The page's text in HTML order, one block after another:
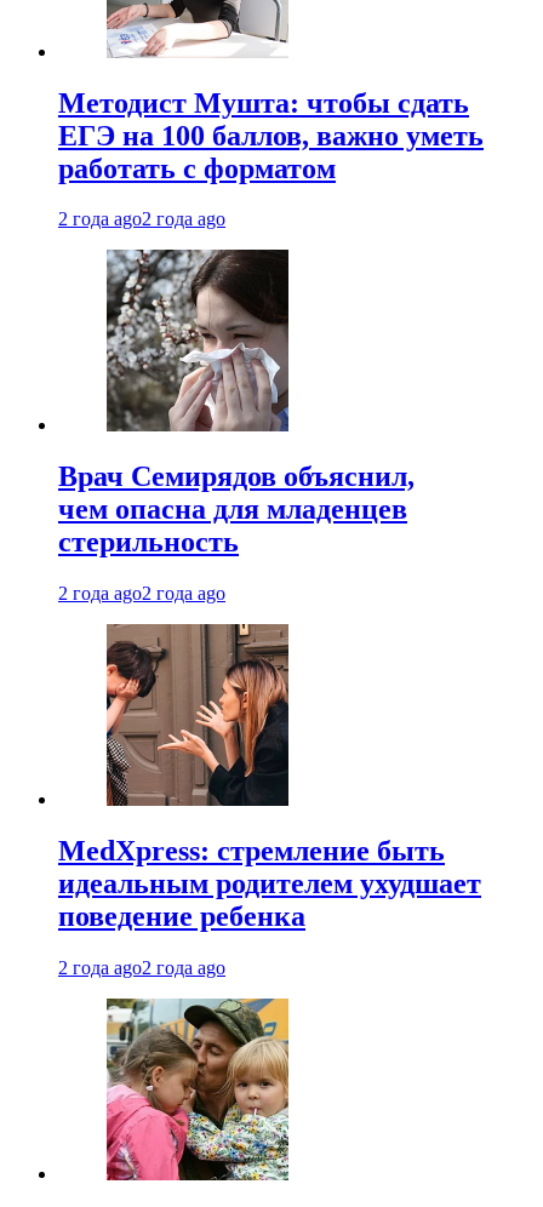
Методист Мушта: чтобы сдать
ЕГЭ на 100 баллов, важно уметь
работать с форматом
2 года ago2 года ago
Врач Семирядов объяснил,
чем опасна для младенцев
стерильность
2 года ago2 года ago
MedXpress: стремление быть
идеальным родителем ухудшает
поведение ребенка
2 года ago2 года ago